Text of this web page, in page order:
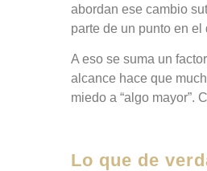
abordan ese cambio
parte de un punto en
A eso se suma un
alcance hace que
miedo a “algo mayor”.
Lo que de